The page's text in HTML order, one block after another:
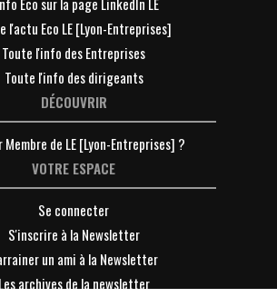
l'actu Eco LE [Lyon-Entreprises]
Toute l'info des Entreprises
Toute l'info des dirigeants
DÉCOUVRIR
Membre de LE [Lyon-Entreprises] ?
VOTRE ESPACE
Se connecter
S'inscrire à la Newsletter
un ami à la Newsletter
Les archives de la newsletter